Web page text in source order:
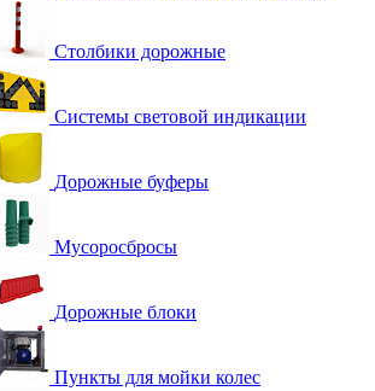
Столбики дорожные
Системы световой индикации
Дорожные буферы
Мусоросбросы
Дорожные блоки
Пункты для мойки колес